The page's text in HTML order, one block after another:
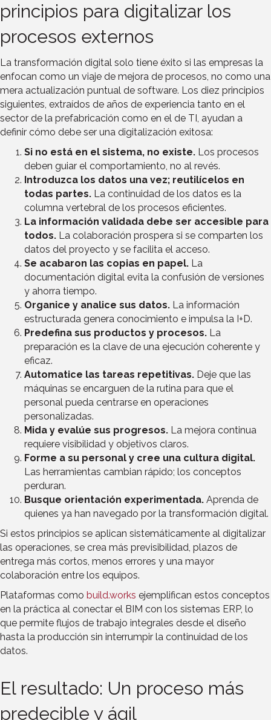
principios para digitalizar los
procesos externos
La transformación digital solo tiene éxito si las empresas la
enfocan como un viaje de mejora de procesos, no como una
mera actualización puntual de software. Los diez principios
siguientes, extraídos de años de experiencia tanto en el
sector de la prefabricación como en el de TI, ayudan a
definir cómo debe ser una digitalización exitosa:
Si no está en el sistema, no existe. Los procesos
deben guiar el comportamiento, no al revés.
Introduzca los datos una vez; reutilícelos en
todas partes. La continuidad de los datos es la
columna vertebral de los procesos eficientes.
La información validada debe ser accesible para
todos. La colaboración prospera si se comparten los
datos del proyecto y se facilita el acceso.
Se acabaron las copias en papel. La
documentación digital evita la confusión de versiones
y ahorra tiempo.
Organice y analice sus datos. La información
estructurada genera conocimiento e impulsa la I+D.
Predefina sus productos y procesos. La
preparación es la clave de una ejecución coherente y
eficaz.
Automatice las tareas repetitivas. Deje que las
máquinas se encarguen de la rutina para que el
personal pueda centrarse en operaciones
personalizadas.
Mida y evalúe sus progresos. La mejora continua
requiere visibilidad y objetivos claros.
Forme a su personal y cree una cultura digital.
Las herramientas cambian rápido; los conceptos
perduran.
Busque orientación experimentada. Aprenda de
quienes ya han navegado por la transformación digital.
Si estos principios se aplican sistemáticamente al digitalizar
las operaciones, se crea más previsibilidad, plazos de
entrega más cortos, menos errores y una mayor
colaboración entre los equipos.
Plataformas como build.works ejemplifican estos conceptos
en la práctica al conectar el BIM con los sistemas ERP, lo
que permite flujos de trabajo integrales desde el diseño
hasta la producción sin interrumpir la continuidad de los
datos.
El resultado: Un proceso más
predecible y ágil